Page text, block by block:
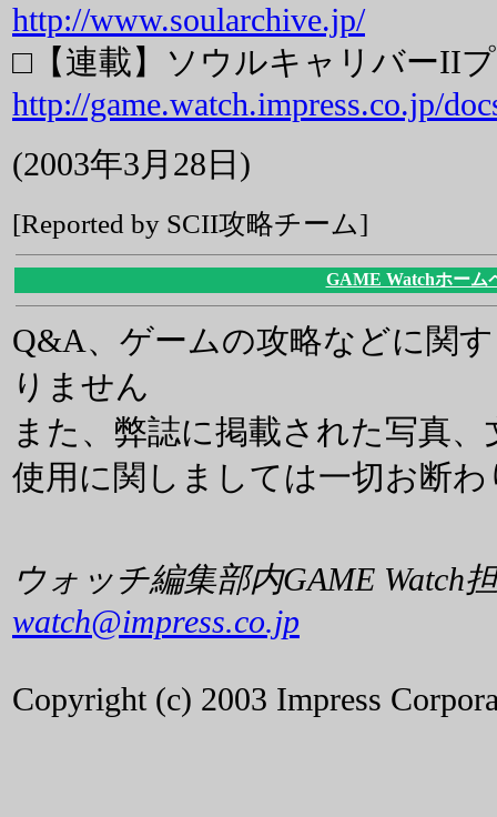
http://www.soularchive.jp/
□【連載】ソウルキャリバーII
http://game.watch.impress.co.jp/
(2003年3月28日)
[Reported by SCII攻略チーム]
GAME Watchホーム
Q&A、ゲームの攻略などに関
りません
また、弊誌に掲載された写真
使用に関しましては一切お断
ウォッチ編集部内GAME Watch
watch@impress.co.jp
Copyright (c) 2003 Impress